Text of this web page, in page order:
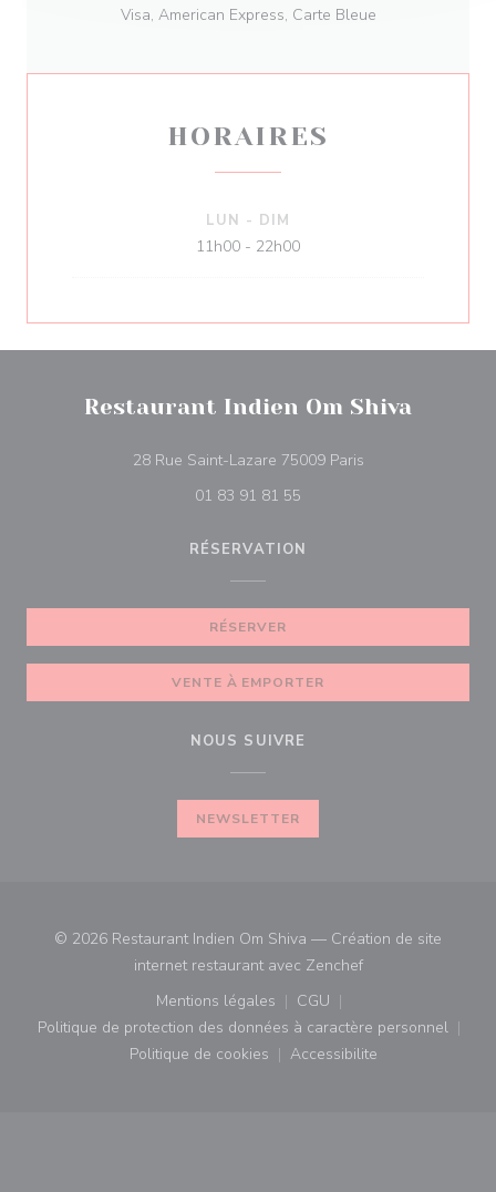
Visa, American Express, Carte Bleue
HORAIRES
LUN - DIM
11h00 - 22h00
Restaurant Indien Om Shiva
28 Rue Saint-Lazare 75009 Paris((ouvre une
01 83 91 81 55
RÉSERVATION
RÉSERVER
VENTE À EMPORTER
NOUS SUIVRE
NEWSLETTER
© 2026 Restaurant Indien Om Shiva — Création de site
internet restaurant avec Zenchef((ouvre une
Mentions légales
((ouvre une nouvelle fenêtre))
CGU
((ouvre une nouvelle
Politique de protection des données à caractère personnel
((ouvre une nouvelle fenêtre))
Politique de cookies
((ouvre une nouvelle fenêtre))
Accessibilite
((ouvre une nouvelle